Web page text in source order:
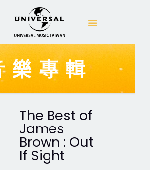
樂專輯
The Best of
James
Brown : Out
If Sight